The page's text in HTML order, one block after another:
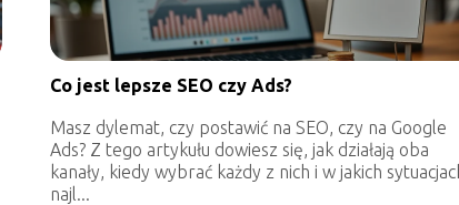
Co jest lepsze SEO czy Ads?
Masz dylemat, czy postawić na SEO, czy na Google
Ads? Z tego artykułu dowiesz się, jak działają oba
kanały, kiedy wybrać każdy z nich i w jakich
najl...